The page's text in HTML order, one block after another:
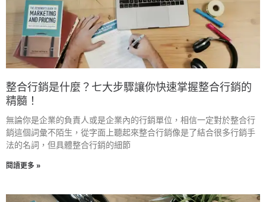
整合行銷是什麼？七大步驟讓你快速掌握整合行銷的
精髓！
無論你是企業的負責人或是企業內的行銷單位，相信一定對於整合行
銷這個詞彙不陌生，從字面上聽起來整合行銷像是了結合很多行銷手
法的名詞，但具體整合行銷的細節
閱讀更多 »